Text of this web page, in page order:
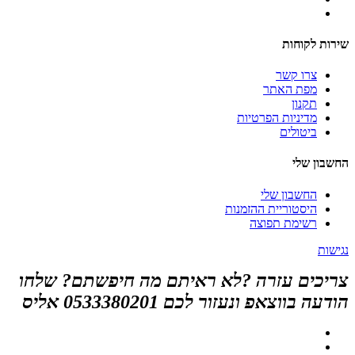
שירות לקוחות
צרו קשר
מפת האתר
תקנון
מדיניות הפרטיות
ביטולים
החשבון שלי
החשבון שלי
היסטוריית ההזמנות
רשימת תפוצה
נגישות
צריכים עזרה ?לא ראיתם מה חיפשתם? שלחו
הודעה בווצאפ ונעזור לכם 0533380201 אליס